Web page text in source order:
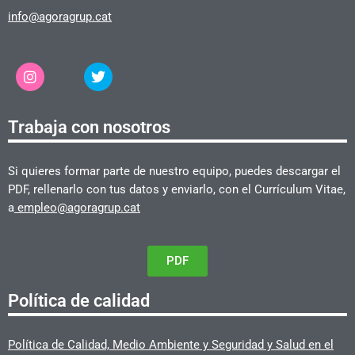
info@agoragrup.cat
Trabaja con nosotros
Si quieres formar parte de nuestro equipo, puedes descargar el
PDF, rellenarlo con tus datos y enviarlo, con el Currículum Vitae,
a empleo@agoragrup.cat
PDF
Política de calidad
Política de Calidad, Medio Ambiente y Seguridad y Salud en el